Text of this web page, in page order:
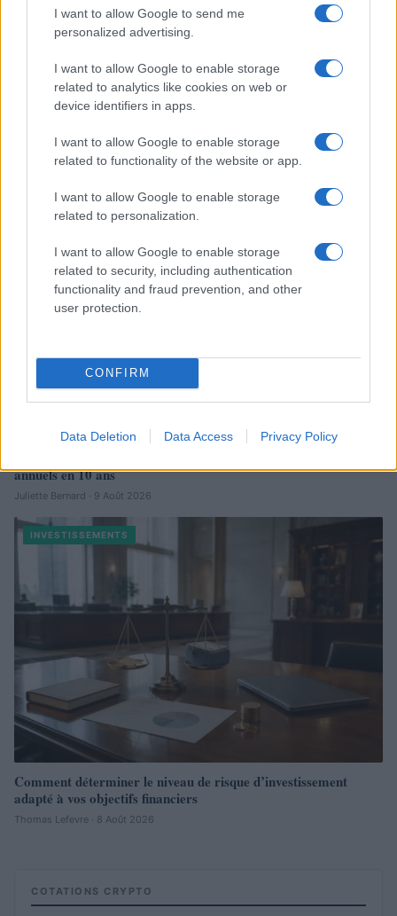
I want to allow Google to send me
personalized advertising.
I want to allow Google to enable storage
related to analytics like cookies on web or
device identifiers in apps.
I want to allow Google to enable storage
related to functionality of the website or app.
I want to allow Google to enable storage
related to personalization.
I want to allow Google to enable storage
related to security, including authentication
functionality and fraud prevention, and other
user protection.
CONFIRM
Data Deletion Data Access Privacy Policy
Pôles universitaires et immobilier : stratégies pour un
investissement locatif rentable
INVESTISSEMENTS
annuels en 10 ans
Juliette Bernard · 9 Août 2026
INVESTISSEMENTS
Comment déterminer le niveau de risque d’investissement
adapté à vos objectifs financiers
Thomas Lefevre · 8 Août 2026
COTATIONS CRYPTO